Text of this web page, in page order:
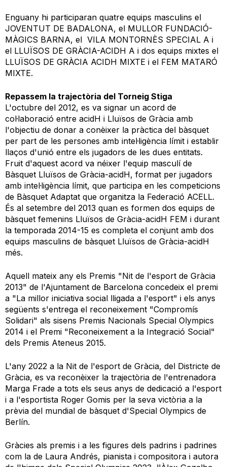
Enguany hi participaran quatre equips masculins el
JOVENTUT DE BADALONA, el MULLOR FUNDACIÓ-
MÀGICS BARNA, el VILA MONTORNÈS SPECIAL A i
el LLUÏSOS DE GRÀCIA-ACIDH A i dos equips mixtes el
LLUÏSOS DE GRÀCIA ACIDH MIXTE i el FEM MATARÓ
MIXTE.
Repassem la trajectòria del Torneig Stiga
L'octubre del 2012, es va signar un acord de
col·laboració entre acidH i Lluïsos de Gràcia amb
l'objectiu de donar a conèixer la pràctica del bàsquet
per part de les persones amb intel·ligència límit i establir
llaços d'unió entre els jugadors de les dues entitats.
Fruit d'aquest acord va néixer l'equip masculí de
Bàsquet Lluïsos de Gràcia-acidH, format per jugadors
amb intel·ligència límit, que participa en les competicions
de Bàsquet Adaptat que organitza la Federació ACELL.
És al setembre del 2013 quan es formen dos equips de
bàsquet femenins Lluïsos de Gràcia-acidH FEM i durant
la temporada 2014-15 es completa el conjunt amb dos
equips masculins de bàsquet Lluïsos de Gràcia-acidH
més.
Aquell mateix any els Premis "Nit de l'esport de Gràcia
2013" de l'Ajuntament de Barcelona concedeix el premi
a "La millor iniciativa social lligada a l'esport" i els anys
següents s'entrega el reconeixement "Compromís
Solidari" als sisens Premis Nacionals Special Olympics
2014 i el Premi "Reconeixement a la Integració Social"
dels Premis Ateneus 2015.
L'any 2022 a la Nit de l'esport de Gràcia, del Districte de
Gràcia, es va reconèixer la trajectòria de l'entrenadora
Marga Frade a tots els seus anys de dedicació a l'esport
i a l'esportista Roger Gomis per la seva victòria a la
prèvia del mundial de bàsquet d'Special Olympics de
Berlín.
Gràcies als premis i a les figures dels padrins i padrines
com la de Laura Andrés, pianista i compositora i autora